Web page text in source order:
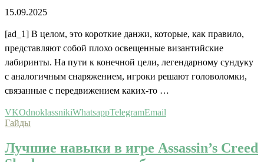
15.09.2025
[ad_1] В целом, это короткие данжи, которые, как правило,
представляют собой плохо освещенные византийские
лабиринты. На пути к конечной цели, легендарному сундуку
с аналогичным снаряжением, игроки решают головоломки,
связанные с передвижением каких-то …
VKOdnoklassnikiWhatsappTelegramEmail
Гайды
Лучшие навыки в игре Assassin’s Creed